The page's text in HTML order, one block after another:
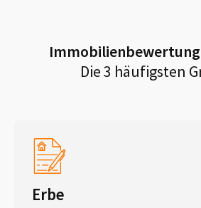
Immobilienbewertung
Die 3 häufigsten
Erbe